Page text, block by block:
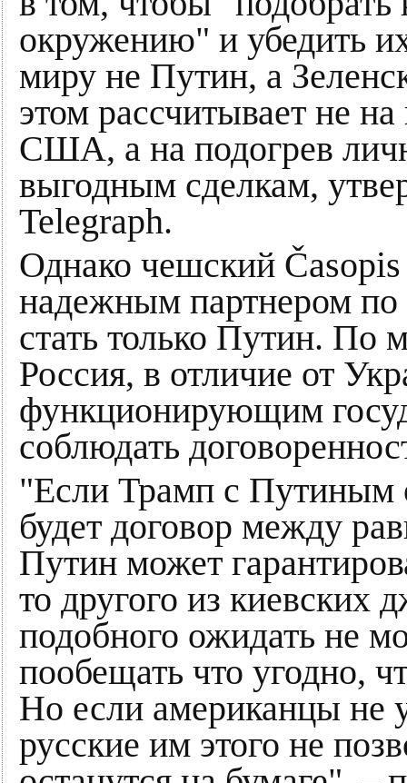
окружению" и убедить
миру не Путин, а
этом рассчитывает не
США, а на подогрев
выгодным сделкам,
Telegraph.
Однако чешский Časopis
надежным партнером по
стать только Путин. По
Россия, в отличие от
функционирующим
соблюдать
"Если Трамп с Путиным
будет договор между
Путин может
то другого из киевских
подобного ожидать не
пообещать что угодно,
Но если американцы не
русские им этого не